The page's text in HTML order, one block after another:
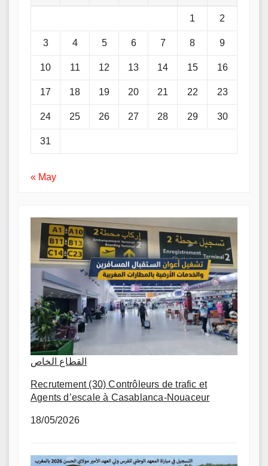
1 2
3 4 5 6 7 8 9
10 11 12 13 14 15 16
17 18 19 20 21 22 23
24 25 26 27 28 29 30
31
« May
القطاع الخاص
Recrutement (30) Contrôleurs de trafic et
Agents d’escale à Casablanca-Nouaceur
18/05/2026